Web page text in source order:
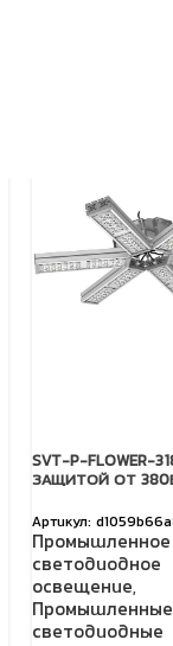
SVT-P-FLOWER-
ЗАЩИТОЙ ОТ
Промышленное
светодиодное
освещение,
Промышленные
светодиодные